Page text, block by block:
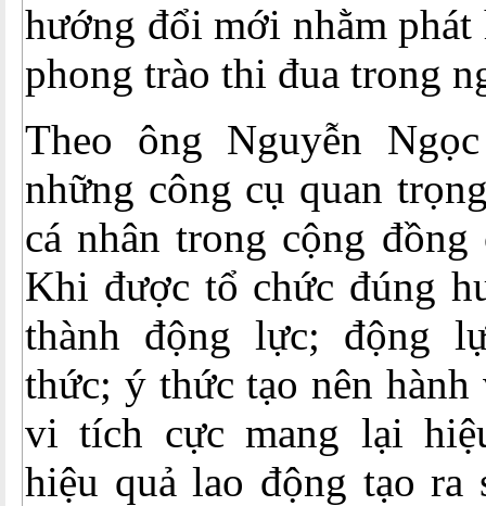
hướng đổi mới nhằm phát
phong trào thi đua trong
Theo ông Nguyễn
những công cụ quan
cá nhân trong cộng
Khi được tổ chức đúng
thành động lực; động
thức; ý thức tạo nên
vi tích cực mang lại
hiệu quả lao động tạo ra